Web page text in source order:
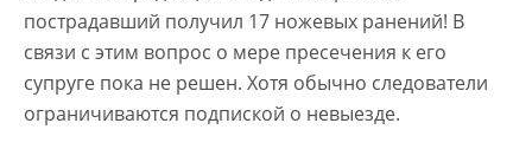
пострадавший получил 17 ножевых ранений! В
связи с этим вопрос о мере пресечения к его
супруге пока не решен. Хотя обычно следователи
ограничиваются подпиской о невыезде.